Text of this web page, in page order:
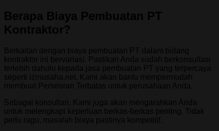
Berapa Biaya Pembuatan PT
Kontraktor?
Berkaitan dengan biaya pembuatan PT dalam bidang
kontraktor ini bervariasi. Pastikan Anda sudah berkonsultasi
terlebih dahulu kepada jasa pembuatan PT yang terpercaya
seperti izinusaha.net, Kami akan bantu mempermudah
membuat Perseoran Terbatas untuk perusahaan Anda.
Sebagai konsultan, Kami juga akan mengarahkan Anda
untuk melengkapi keperluan berkas-berkas penting. Tidak
perlu ragu, masalah biaya pastinya kompetitif.